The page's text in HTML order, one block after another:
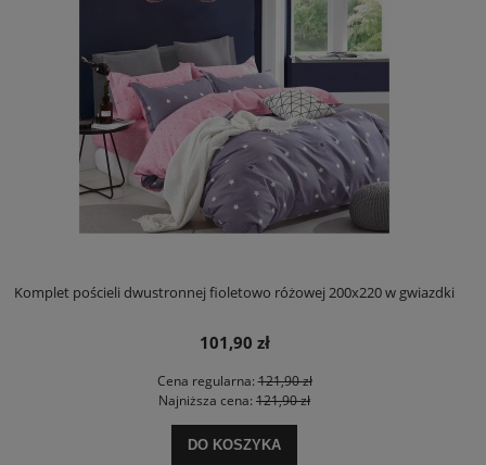
Komplet pościeli dwustronnej fioletowo różowej 200x220 w gwiazdki
101,90 zł
Cena regularna:121,90 zł
Najniższa cena: 121,90 zł
DO KOSZYKA